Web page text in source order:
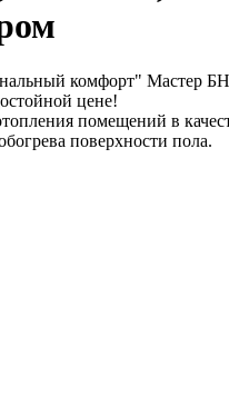
комфорт" Мастер
цене!
помещений в
поверхности пола.